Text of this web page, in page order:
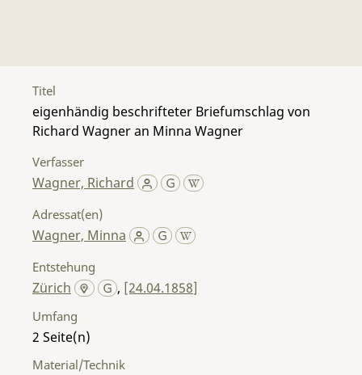
Titel
eigenhändig beschrifteter Briefumschlag von
Richard Wagner an Minna Wagner
Verfasser
Wagner, Richard
Adressat(en)
Wagner, Minna
Entstehung
Zürich , [24.04.1858]
Umfang
2
Material/Technik